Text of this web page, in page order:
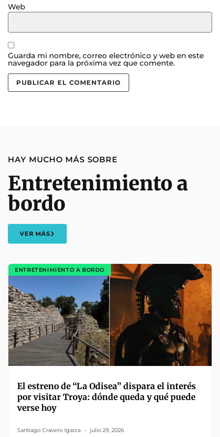
Web
Guarda mi nombre, correo electrónico y web en este
navegador para la próxima vez que comente.
HAY MUCHO MÁS SOBRE
Entretenimiento a
bordo
VER MÁS
ENTRETENIMIENTO A BORDO
El estreno de “La Odisea” dispara el interés
por visitar Troya: dónde queda y qué puede
verse hoy
Santiago Cravero Igarza julio 29, 2026